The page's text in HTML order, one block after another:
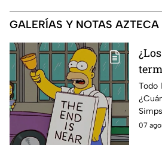
GALERÍAS Y NOTAS AZTECA
de
Todo
sabe:
07